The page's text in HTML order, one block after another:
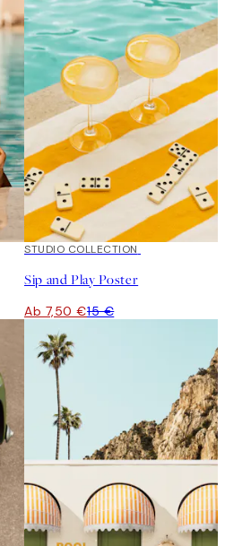
50%*
STUDIO COLLECTION
Sip and Play Poster
Ab 7,50 €15 €